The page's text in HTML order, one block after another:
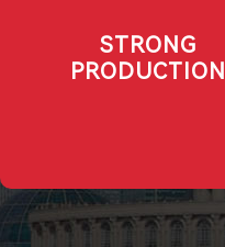
STRONG
PRODUCTION